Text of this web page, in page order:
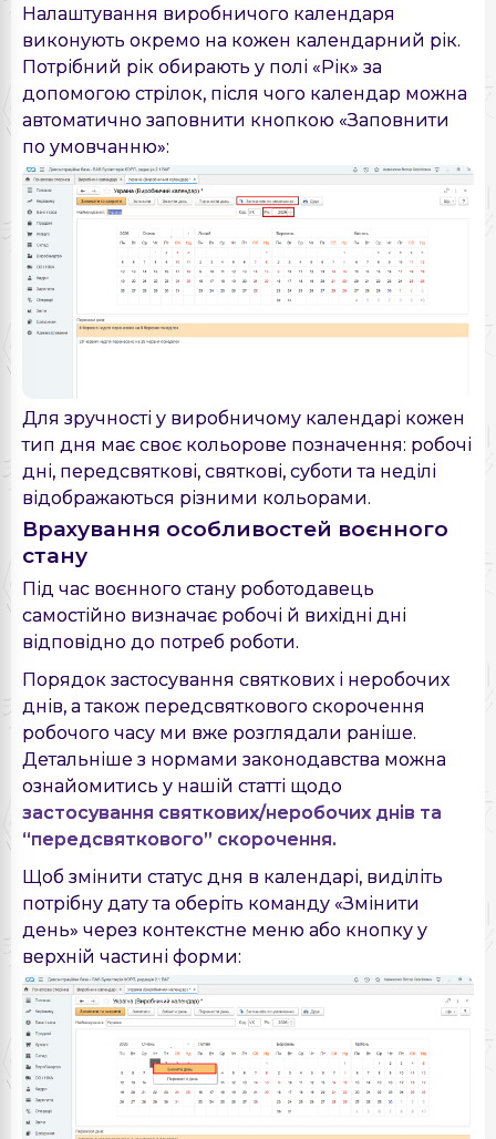
Налаштування виробничого календаря
виконують окремо на кожен календарний рік.
Потрібний рік обирають у полі «Рік» за
допомогою стрілок, після чого календар можна
автоматично заповнити кнопкою «Заповнити
по умовчанню»:
Для зручності у виробничому календарі кожен
тип дня має своє кольорове позначення: робочі
дні, передсвяткові, святкові, суботи та неділі
відображаються різними кольорами.
Врахування особливостей воєнного
стану
Під час воєнного стану роботодавець
самостійно визначає робочі й вихідні дні
відповідно до потреб роботи.
Порядок застосування святкових і неробочих
днів, а також передсвяткового скорочення
робочого часу ми вже розглядали раніше.
Детальніше з нормами законодавства можна
ознайомитись у нашій статті щодо
застосування святкових/неробочих днів та
“передсвяткового” скорочення.
Щоб змінити статус дня в календарі, виділіть
потрібну дату та оберіть команду «Змінити
день» через контекстне меню або кнопку у
верхній частині форми: